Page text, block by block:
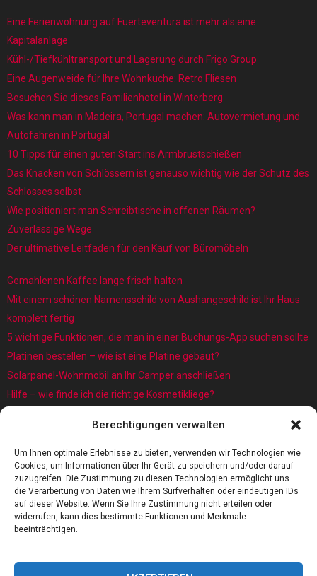
Berechtigungen verwalten
Um Ihnen optimale Erlebnisse zu bieten, verwenden wir Technologien wie
Cookies, um Informationen über Ihr Gerät zu speichern und/oder darauf
zuzugreifen. Die Zustimmung zu diesen Technologien ermöglicht uns
die Verarbeitung von Daten wie Ihrem Surfverhalten oder eindeutigen IDs
auf dieser Website. Wenn Sie Ihre Zustimmung nicht erteilen oder
widerrufen, kann dies bestimmte Funktionen und Merkmale
beeinträchtigen.
Eine Ferienwohnung auf Fuerteventura ist mehr als eine
Kapitalanlage
Kühl-/Tiefkühltransport und Lagerung durch Frigo Group
Eine Augenweide für Ihre Wohnküche: Retro Fliesen
Besuchen Sie dieses Familienhotel in Winterberg
Was kann man in Madeira, Portugal machen: Autovermietung und
Autofahren in Portugal
10 Tipps für einen guten Start ins Armbrustschießen
Das Knacken von Schlössern ist genauso wichtig wie der Schutz des
Schlosses selbst
Wie positioniert man Schreibtische in offenen Räumen?
Zuverlässige Wege
Der ultimative Leitfaden für den Kauf von Büromöbeln
Gemahlenen Kaffee lange frisch halten
Mit einem schönen Namensschild von Aushangeschild ist Ihr Haus
komplett fertig
5 wichtige Funktionen, die man in einer Buchungs-App suchen sollte
Platinen bestellen – wie ist eine Platine gebaut?
Solarpanel-Wohnmobil an Ihr Camper anschließen
Hilfe – wie finde ich die richtige Kosmetikliege?
Kaffee rösten: Das Röstverfahren ist wichtig für das Aroma
5 Gründe, warum jedes Baby einen Baby Schwimmring benötigt